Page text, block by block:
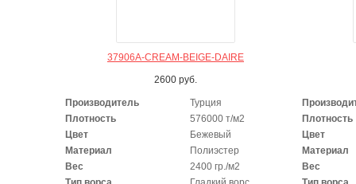
37906A-CREAM-BEIGE-DAIRE
2600 руб.
Производитель
Турция
Плотность
576000 т/м2
Цвет
Бежевый
Материал
Полиэстер
Вес
2400 гр./м2
Плотность
Цвет
Материал
Вес